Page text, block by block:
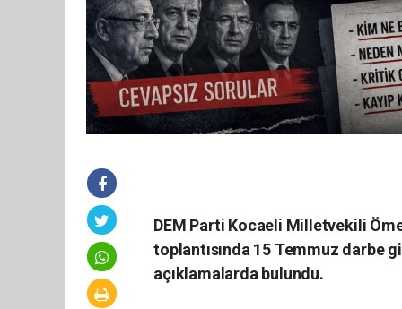
DEM Parti Kocaeli Milletvekili
toplantısında 15 Temmuz darbe
açıklamalarda bulundu.